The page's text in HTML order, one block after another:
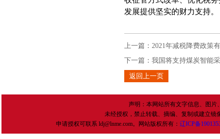
发展提供坚实的财力支持。
上一篇： 2021年减税降费政策
下一篇： 我国将支持煤炭智能
返回上一页
声明：本网站所有文字信息、图
未经授权，禁止转载、摘编、复制或建立
申请授权可联系 ldj@lnme.com。网站版权所有： 辽ICP备